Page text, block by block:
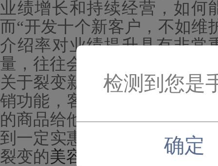
业绩增长和持续经营，如何
而“开发十个新客户，不如维
介绍率对业绩提升具有非常
量，往往会带来连锁反应与
关于裂变新客，相信大家应
销功能，客户成为忠实会员
的商品给他的朋友购买，他
到一定实惠。美容院想要实
裂变的美容院 。
检测到您是
确定